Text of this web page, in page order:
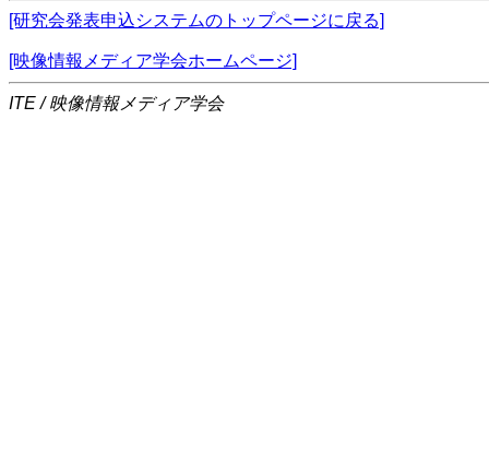
[研究会発表申込システムのトップページに戻る]
[映像情報メディア学会ホームページ]
ITE / 映像情報メディア学会